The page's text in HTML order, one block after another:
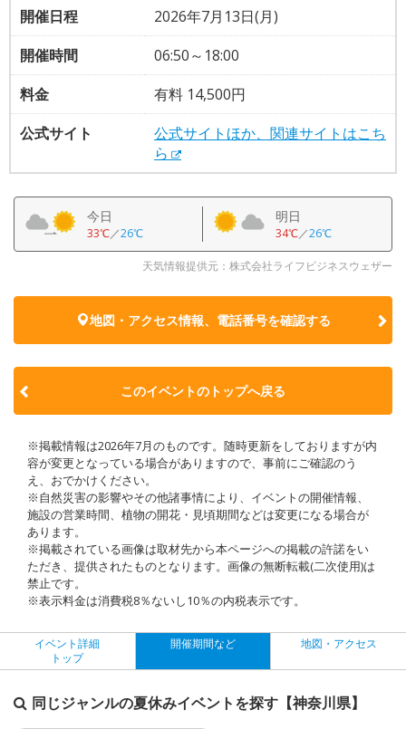
開催日程
2026年7月13日(月)
開催時間
06:50～18:00
料金
有料 14,500円
公式サイト
公式サイトほか、関連サイトはこち
ら
今日
33℃／26℃
明日
34℃／26℃
天気情報提供元：株式会社ライフビジネスウェザー
地図・アクセス情報、電話番号を確認する
このイベントのトップへ戻る
※掲載情報は2026年7月のものです。随時更新をしておりますが内
容が変更となっている場合がありますので、事前にご確認のう
え、おでかけください。
※自然災害の影響やその他諸事情により、イベントの開催情報、
施設の営業時間、植物の開花・見頃期間などは変更になる場合が
あります。
※掲載されている画像は取材先から本ページへの掲載の許諾をい
ただき、提供されたものとなります。画像の無断転載(二次使用)は
禁止です。
※表示料金は消費税8％ないし10％の内税表示です。
イベント詳細
トップ
開催期間など 地図・アクセス
同じジャンルの夏休みイベントを探す【神奈川県】